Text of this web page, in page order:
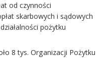
od czynności
skarbowych i sądowych
pożytku
8 tys. Organizacji Pożytku